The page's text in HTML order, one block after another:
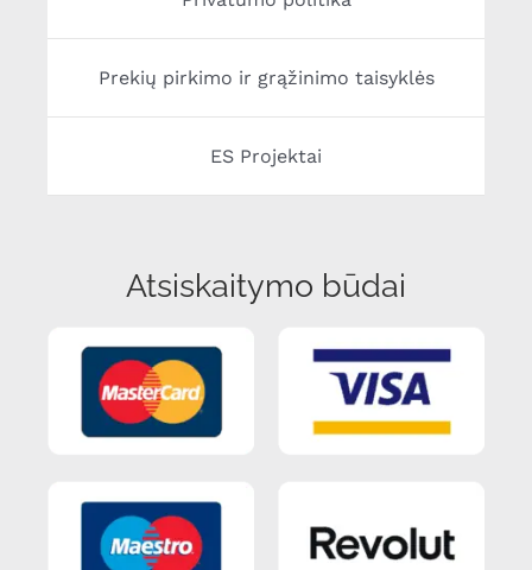
Prekių pirkimo ir grąžinimo taisyklės
ES Projektai
Atsiskaitymo būdai